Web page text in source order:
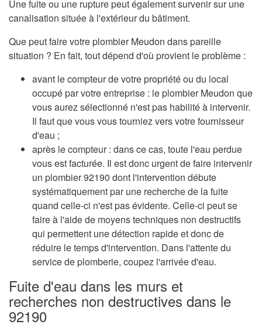
Une fuite ou une rupture peut également survenir sur une
canalisation située à l'extérieur du bâtiment.
Que peut faire votre plombier Meudon dans pareille
situation ? En fait, tout dépend d'où provient le problème :
avant le compteur de votre propriété ou du local
occupé par votre entreprise : le plombier Meudon que
vous aurez sélectionné n'est pas habilité à intervenir.
Il faut que vous vous tourniez vers votre fournisseur
d'eau ;
après le compteur : dans ce cas, toute l'eau perdue
vous est facturée. Il est donc urgent de faire intervenir
un plombier 92190 dont l'intervention débute
systématiquement par une recherche de la fuite
quand celle-ci n'est pas évidente. Celle-ci peut se
faire à l'aide de moyens techniques non destructifs
qui permettent une détection rapide et donc de
réduire le temps d'intervention. Dans l'attente du
service de plomberie, coupez l'arrivée d'eau.
Fuite d'eau dans les murs et
recherches non destructives dans le
92190